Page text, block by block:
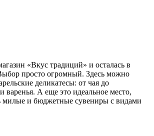
«Вкус традиций» и осталась в
просто огромный. Здесь можно
деликатесы: от чая до
варенья. А еще это идеальное место,
милые и бюджетные сувениры с видами